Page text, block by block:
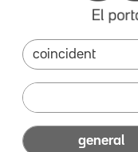
general